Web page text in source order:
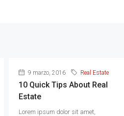
9 marzo, 2016 Real Estate
10 Quick Tips About Real
Estate
Lorem ipsum dolor sit amet,